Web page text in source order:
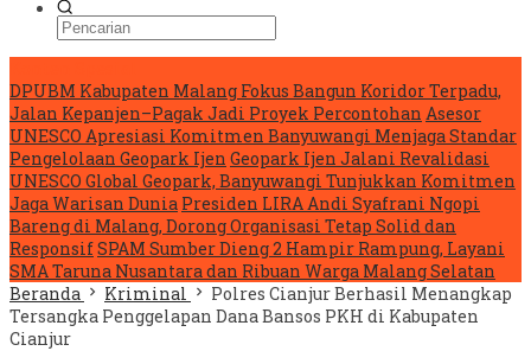
DPUBM Kabupaten Malang Fokus Bangun Koridor Terpadu,
Jalan Kepanjen–Pagak Jadi Proyek Percontohan Asesor
UNESCO Apresiasi Komitmen Banyuwangi Menjaga Standar
Pengelolaan Geopark Ijen Geopark Ijen Jalani Revalidasi
UNESCO Global Geopark, Banyuwangi Tunjukkan Komitmen
Jaga Warisan Dunia Presiden LIRA Andi Syafrani Ngopi
Bareng di Malang, Dorong Organisasi Tetap Solid dan
ResponsifSPAM Sumber Dieng 2 Hampir Rampung, Layani
SMA Taruna Nusantara dan Ribuan Warga Malang Selatan
Beranda
Kriminal
Polres Cianjur Berhasil Menangkap
Tersangka Penggelapan Dana Bansos PKH di Kabupaten
Cianjur